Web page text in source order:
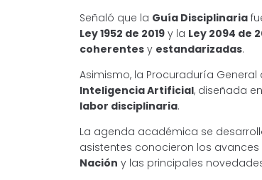
Señaló que la Guía Disciplinaria
Ley 1952 de 2019 y la Ley 2094 de
coherentes y estandarizadas.
Asimismo, la Procuraduría
Inteligencia Artificial, diseñada en
labor disciplinaria.
La agenda académica se
asistentes conocieron los avances
Nación y las principales